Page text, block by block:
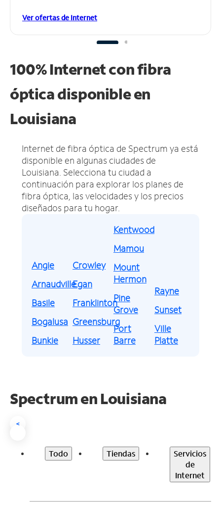
Ver ofertas de Internet
100% Internet con fibra
óptica disponible en
Louisiana
Internet de fibra óptica de Spectrum ya está
disponible en algunas ciudades de
Louisiana. Selecciona tu ciudad a
continuación para explorar los planes de
fibra óptica, las velocidades y los precios
diseñados para tu hogar.
Angie
Arnaudville
Basile
Bogalusa
Bunkie
Crowley
Egan
Franklinton
Greensburg
Husser
Kentwood
Mamou
Mount
Hermon
Pine
Grove
Port
Barre
Rayne
Sunset
Ville
Platte
Spectrum en Louisiana
<
Todo Tiendas
Servicios
de
Internet